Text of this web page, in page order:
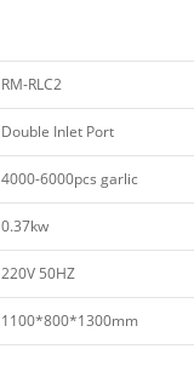
RM-RLC2
Double Inlet Port
4000-6000pcs garlic
0.37kw
220V 50HZ
1100*800*1300mm